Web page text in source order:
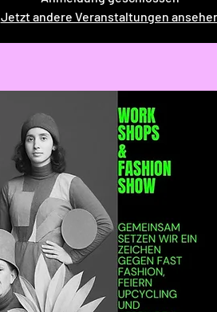
Jetzt andere Veranstaltungen